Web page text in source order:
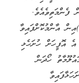
ފެންމަތިވެއެވެ.
އާންމުކޮށްފައިވާ
އޮފީހަށް ހުށަހެޅި
ޝަކުވާއަކީ މައުލޫމާތު ހޯދަން